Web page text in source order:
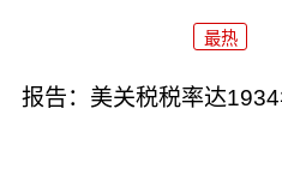
最热
报告：美关税税率达